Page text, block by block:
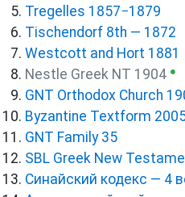
Tregelles 1857−1879
Tischendorf 8th — 1872
Westcott and Hort 1881
Nestle Greek NT 1904 ●
GNT Orthodox Church
Byzantine Textform
GNT Family 35
SBL Greek New
Синайский кодекс — 4